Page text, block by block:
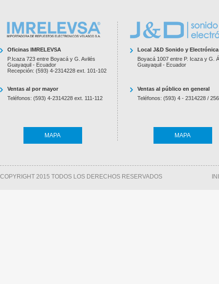
Oficinas IMRELEVSA
P.Icaza 723 entre Boyacá y G. Avilés
Guayaquil - Ecuador
Recepción: (593) 4-2314228 ext. 101-102
Ventas al por mayor
Teléfonos: (593) 4-2314228 ext. 111-112
MAPA
Local J&D Sonido y Electrónica
Boyacá 1007 entre P. Icaza y G.
Guayaquil - Ecuador
Ventas al público en general
Teléfonos: (593) 4 - 2314228 /
MAPA
COPYRIGHT 2015 TODOS LOS DERECHOS RESERVADOS